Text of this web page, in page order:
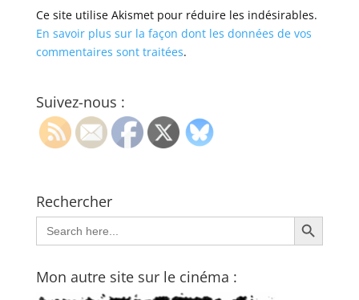
Ce site utilise Akismet pour réduire les indésirables.
En savoir plus sur la façon dont les données de vos
commentaires sont traitées.
Suivez-nous :
Rechercher
Search
for:
Search Button
Mon autre site sur le cinéma :